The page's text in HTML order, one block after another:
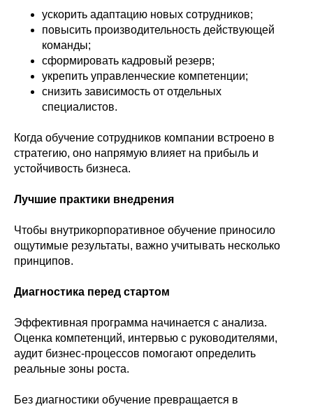
ускорить адаптацию новых сотрудников;
повысить производительность действующей
команды;
сформировать кадровый резерв;
укрепить управленческие компетенции;
снизить зависимость от отдельных
специалистов.
Когда обучение сотрудников компании встроено в
стратегию, оно напрямую влияет на прибыль и
устойчивость бизнеса.
Лучшие практики внедрения
Чтобы внутрикорпоративное обучение приносило
ощутимые результаты, важно учитывать несколько
принципов.
Диагностика перед стартом
Эффективная программа начинается с анализа.
Оценка компетенций, интервью с руководителями,
аудит бизнес-процессов помогают определить
реальные зоны роста.
Без диагностики обучение превращается в